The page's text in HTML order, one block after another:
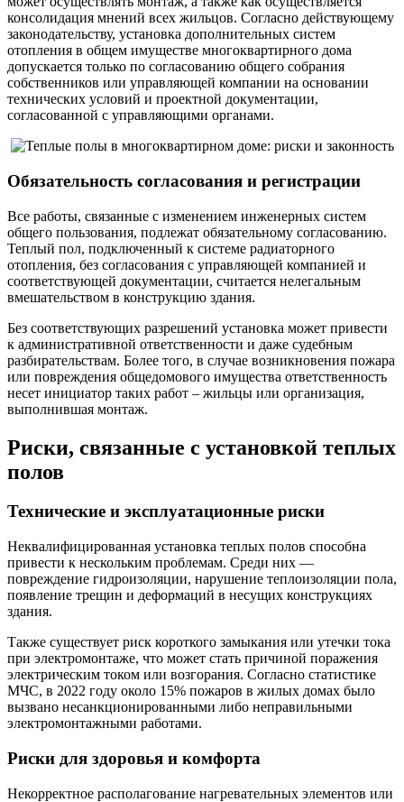
консолидация мнений всех жильцов. Согласно действующему
законодательству, установка дополнительных систем
отопления в общем имуществе многоквартирного дома
допускается только по согласованию общего собрания
собственников или управляющей компании на основании
технических условий и проектной документации,
согласованной с управляющими органами.
Обязательность согласования и регистрации
Все работы, связанные с изменением инженерных систем
общего пользования, подлежат обязательному согласованию.
Теплый пол, подключенный к системе радиаторного
отопления, без согласования с управляющей компанией и
соответствующей документации, считается нелегальным
вмешательством в конструкцию здания.
Без соответствующих разрешений установка может привести
к административной ответственности и даже судебным
разбирательствам. Более того, в случае возникновения пожара
или повреждения общедомового имущества ответственность
несет инициатор таких работ – жильцы или организация,
выполнившая монтаж.
Риски, связанные с установкой теплых
полов
Технические и эксплуатационные риски
Неквалифицированная установка теплых полов способна
привести к нескольким проблемам. Среди них —
повреждение гидроизоляции, нарушение теплоизоляции пола,
появление трещин и деформаций в несущих конструкциях
здания.
Также существует риск короткого замыкания или утечки тока
при электромонтаже, что может стать причиной поражения
электрическим током или возгорания. Согласно статистике
МЧС, в 2022 году около 15% пожаров в жилых домах было
вызвано несанкционированными либо неправильными
электромонтажными работами.
Риски для здоровья и комфорта
Некорректное располагование нагревательных элементов или